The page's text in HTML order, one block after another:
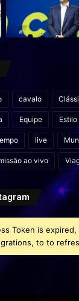
cavalo
Equipe
live
ao vivo
Token is
to to